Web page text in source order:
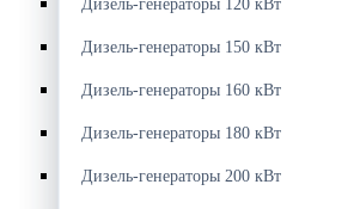
Дизель-генераторы 120 кВт
Дизель-генераторы 150 кВт
Дизель-генераторы 160 кВт
Дизель-генераторы 180 кВт
Дизель-генераторы 200 кВт